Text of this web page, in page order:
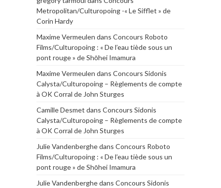
Metropolitan/Culturopoing -« Le Sifflet » de
Corin Hardy
Maxime Vermeulen dans Concours Roboto
Films/Culturopoing : « De l’eau tiède sous un
pont rouge » de Shōhei Imamura
Maxime Vermeulen dans Concours Sidonis
Calysta/Culturopoing – Règlements de compte
à OK Corral de John Sturges
Camille Desmet dans Concours Sidonis
Calysta/Culturopoing – Règlements de compte
à OK Corral de John Sturges
Julie Vandenberghedans Concours Roboto
Films/Culturopoing : « De l’eau tiède sous un
pont rouge » de Shōhei Imamura
Julie Vandenberghedans Concours Sidonis